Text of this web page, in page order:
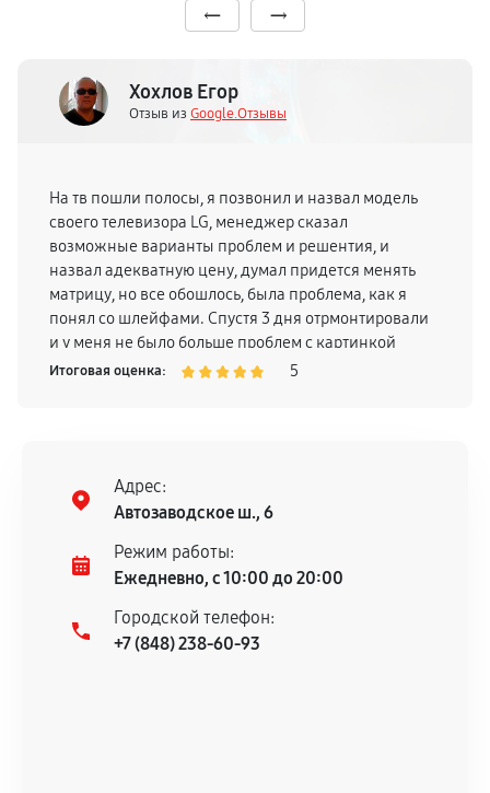
Хохлов Егор
Отзыв из Google.Отзывы
На тв пошли полосы, я позвонил и назвал модель
своего телевизора LG, менеджер сказал
возможные варианты проблем и решентия, и
назвал адекватную цену, думал придется менять
матрицу, но все обошлось, была проблема, как я
понял со шлейфами. Спустя 3 дня отрмонтировали
и у меня не было больше проблем с картинкой
телевизора, поэтому смело могу рекомендовать
Итоговая оценка: 5
Адрес:
Автозаводское ш., 6
Режим работы:
Ежедневно, с 10:00 до 20:00
Городской телефон:
+7 (848) 238-60-93